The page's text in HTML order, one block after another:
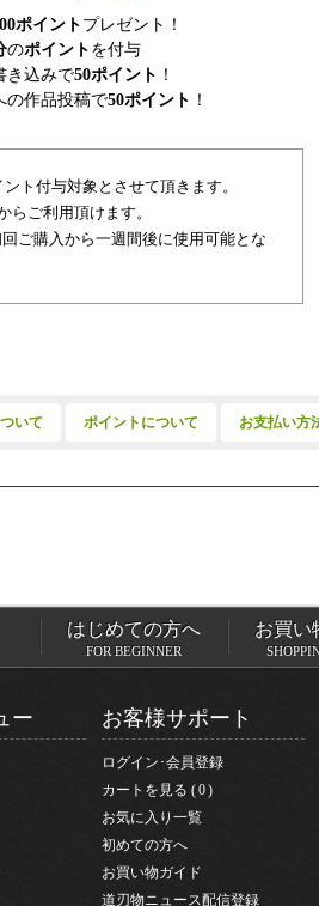
ポイント プレゼント！
のポイント を付与
き込みで50ポイント ！
作品投稿で50ポイント ！
ト付与対象とさせて頂きます。
らご利用頂けます。
ご購入から一週間後に使用可能とな
いて ポイントについて お支払い方
はじめての方へ
FOR BEGINNER
お買い
ー お客様サポート
ログイン･会員登録
カートを見る
0
お気に入り一覧
初めての方へ
お買い物ガイド
道刃物ニュース配信登録